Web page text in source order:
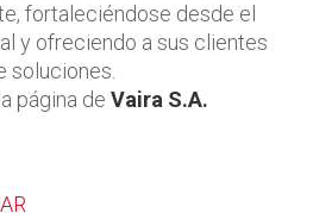
fortaleciéndose desde el
y ofreciendo a sus clientes
soluciones.
página de Vaira S.A.